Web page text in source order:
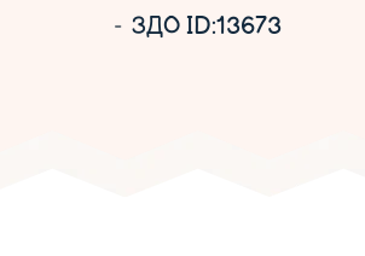
ЗДО ID:13673